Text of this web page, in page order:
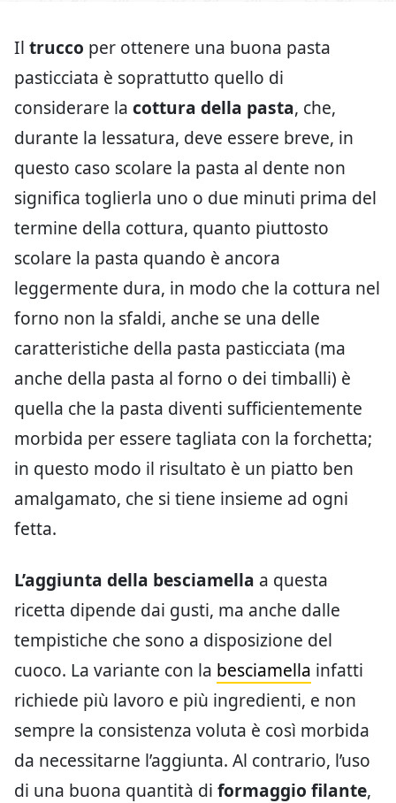
Il trucco per ottenere una buona pasta
pasticciata è soprattutto quello di
considerare la cottura della pasta, che,
durante la lessatura, deve essere breve, in
questo caso scolare la pasta al dente non
significa toglierla uno o due minuti prima del
termine della cottura, quanto piuttosto
scolare la pasta quando è ancora
leggermente dura, in modo che la cottura nel
forno non la sfaldi, anche se una delle
caratteristiche della pasta pasticciata (ma
anche della pasta al forno o dei timballi) è
quella che la pasta diventi sufficientemente
morbida per essere tagliata con la forchetta;
in questo modo il risultato è un piatto ben
amalgamato, che si tiene insieme ad ogni
fetta.
L’aggiunta della besciamella a questa
ricetta dipende dai gusti, ma anche dalle
tempistiche che sono a disposizione del
cuoco. La variante con la besciamella infatti
richiede più lavoro e più ingredienti, e non
sempre la consistenza voluta è così morbida
da necessitarne l’aggiunta. Al contrario, l’uso
di una buona quantità di formaggio filante,